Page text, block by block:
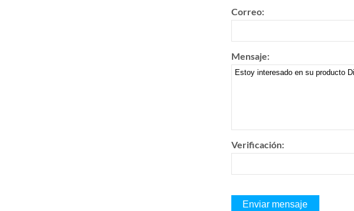
Correo:
Mensaje:
Verificación: